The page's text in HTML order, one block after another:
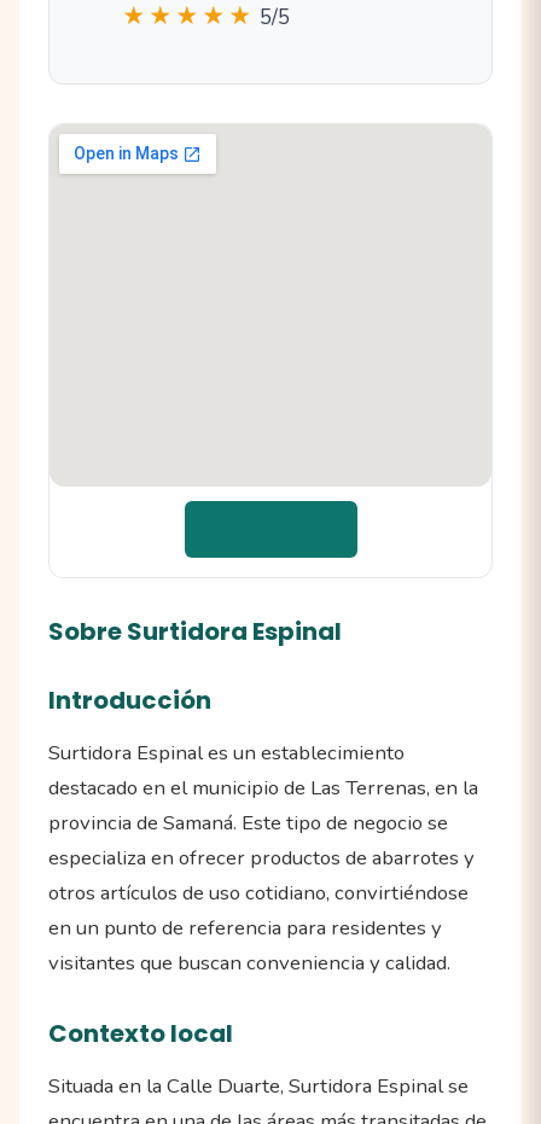
★★★★★ 5/5
Sobre Surtidora Espinal
Introducción
Surtidora Espinal es un establecimiento
destacado en el municipio de Las Terrenas, en la
provincia de Samaná. Este tipo de negocio se
especializa en ofrecer productos de abarrotes y
otros artículos de uso cotidiano, convirtiéndose
en un punto de referencia para residentes y
visitantes que buscan conveniencia y calidad.
Contexto local
Situada en la Calle Duarte, Surtidora Espinal se